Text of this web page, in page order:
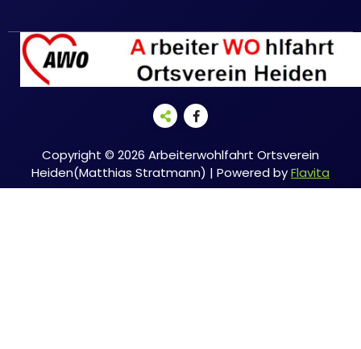
Copyright © 2026 Arbeiterwohlfahrt Ortsverein
Heiden(Matthias Stratmann) | Powered byFlavita